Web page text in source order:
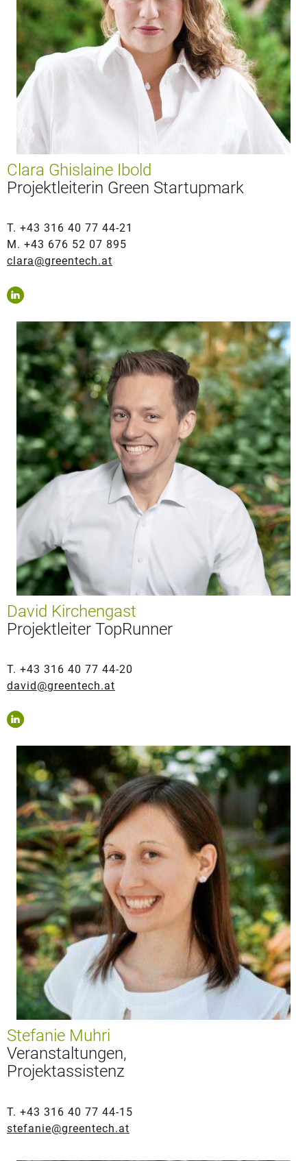
Clara Ghislaine Ibold
Projektleiterin Green Startupmark
T. +43 316 40 77 44-21
M. +43 676 52 07 895
clara@greentech.at
David Kirchengast
Projektleiter TopRunner
T. +43 316 40 77 44-20
david@greentech.at
Stefanie Muhri
Veranstaltungen,
Projektassistenz
T. +43 316 40 77 44-15
stefanie@greentech.at